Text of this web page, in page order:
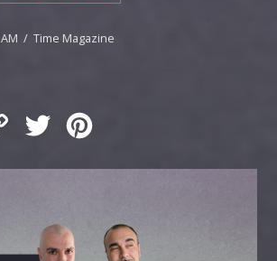
AM / Time Magazine
Copy
Twitter